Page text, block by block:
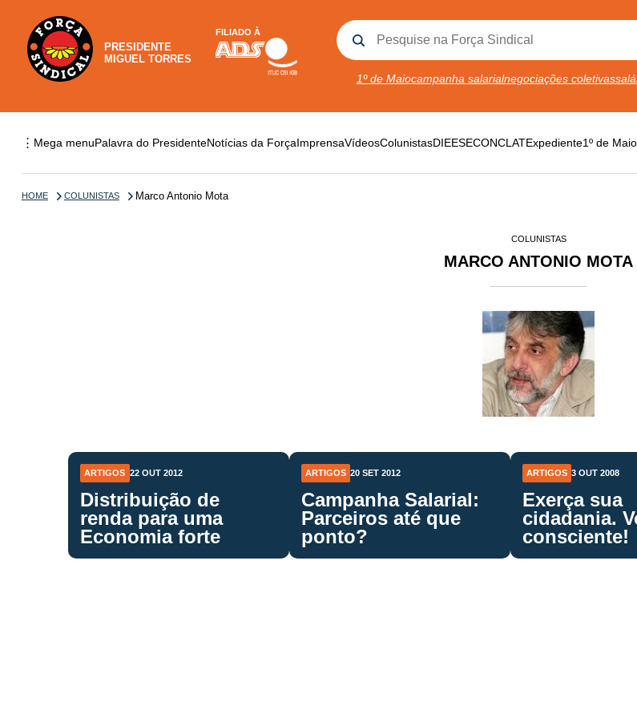
PRESIDENTE
MIGUEL TORRES
FILIADO À
1º de Maiocampanha salarialnegociações coletivas
⋮ Mega menuPalavra do PresidenteNotícias da ForçaImprensaVídeosColunistasDIEESECONCLATExpediente1º de Maio
HOME COLUNISTAS Marco Antonio Mota
COLUNISTAS
MARCO ANTONIO MOTA
ARTIGOS 22 OUT 2012
Distribuição de
renda para uma
Economia forte
ARTIGOS 20 SET 2012
Campanha Salarial:
Parceiros até que
ponto?
ARTIGOS 3 OUT 2008
Exerça sua
cidadania.
consciente!